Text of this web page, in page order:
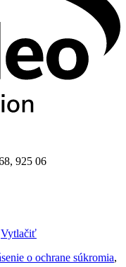
925 06
Vytlačiť
o ochrane súkromia,